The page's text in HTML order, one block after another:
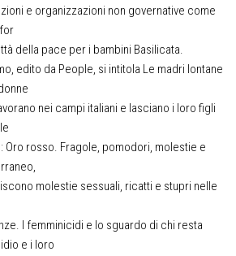
e organizzazioni non governative come
della pace per i bambini Basilicata.
edito da People, si intitola Le madri lontane
nei campi italiani e lasciano i loro figli
Oro rosso. Fragole, pomodori, molestie e
molestie sessuali, ricatti e stupri nelle
I femminicidi e lo sguardo di chi resta
e i loro